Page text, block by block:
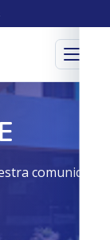
Menú
comunidad